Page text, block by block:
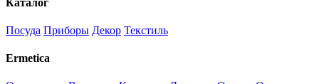
Посуда Приборы Декор Текстиль
Ermetica